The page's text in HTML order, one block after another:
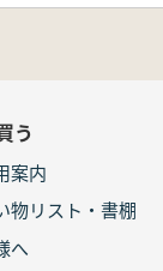
う
案内
物リスト・書棚
へ